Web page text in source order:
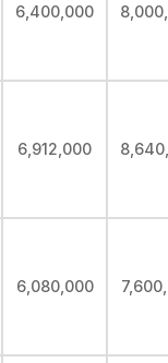
6,400,000
6,912,000
6,080,000